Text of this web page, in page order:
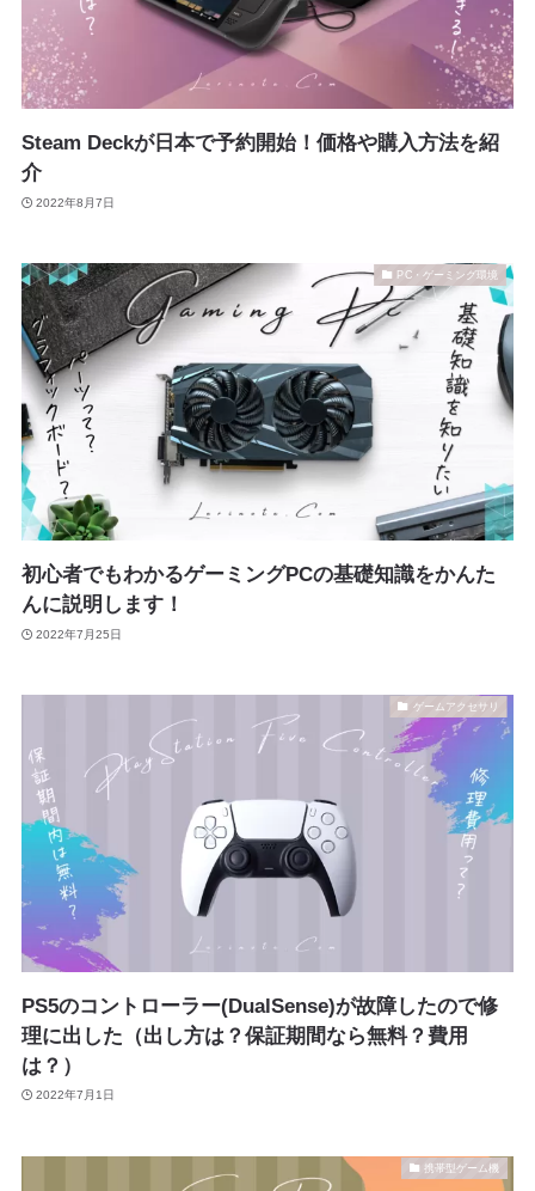
Steam Deckが日本で予約開始！価格や購入方法を紹
介
2022年8月7日
PC・ゲーミング環境
初心者でもわかるゲーミングPCの基礎知識をかんた
んに説明します！
2022年7月25日
ゲームアクセサリ
PS5のコントローラー(DualSense)が故障したので修
理に出した（出し方は？保証期間なら無料？費用
は？）
2022年7月1日
携帯型ゲーム機